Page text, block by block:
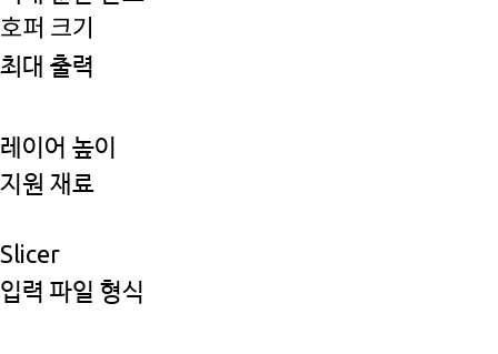
호퍼 크기
최대 출력
레이어 높이
지원 재료
Slicer
입력 파일 형식